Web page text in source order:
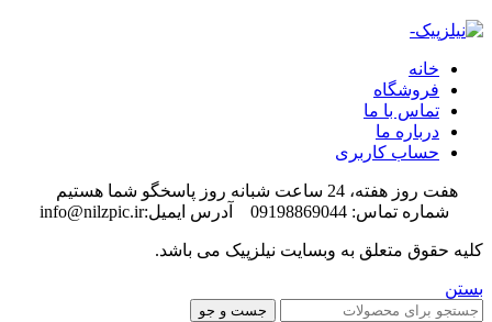
خانه
فروشگاه
تماس با ما
درباره ما
حساب کاربری
هفت روز هفته، 24 ساعت شبانه روز پاسخگو شما هستیم
شماره تماس: 09198869044 آدرس ایمیل:info@nilzpic.ir
کلیه حقوق متعلق به وبسایت نیلزپیک می باشد.
بستن
جست و جو